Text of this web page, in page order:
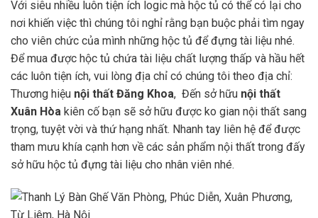
Với siêu nhiều luôn tiện ích logic mà hộc tủ có thể có lại cho
nơi khiến việc thì chúng tôi nghỉ rằng bạn buộc phải tìm ngay
cho viên chức của mình những hộc tủ để đựng tài liệu nhé.
Để mua được hộc tủ chứa tài liệu chất lượng thấp và hầu hết
các luôn tiện ích, vui lòng địa chỉ có chúng tôi theo địa chỉ:
Thương hiệu nội thất Đăng Khoa, Đến sở hữu nội thất
Xuân Hòa kiên cố bạn sẽ sở hữu được ko gian nội thất sang
trọng, tuyệt vời và thứ hạng nhất. Nhanh tay liên hệ để được
tham mưu khía cạnh hơn về các sản phẩm nội thất trong đấy
sở hữu hộc tủ đựng tài liệu cho nhân viên nhé.